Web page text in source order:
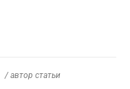
/ автор статьи